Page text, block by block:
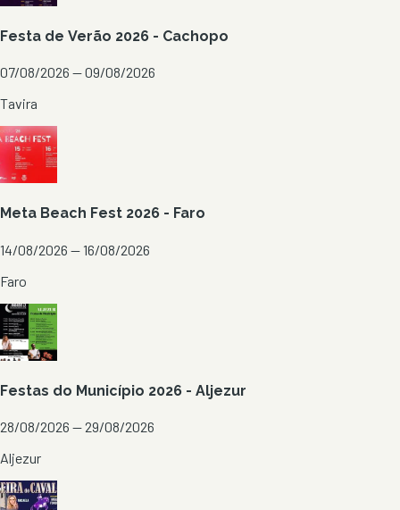
Festa de Verão 2026 - Cachopo
07/08/2026 — 09/08/2026
Tavira
Meta Beach Fest 2026 - Faro
14/08/2026 — 16/08/2026
Faro
Festas do Município 2026 - Aljezur
28/08/2026 — 29/08/2026
Aljezur